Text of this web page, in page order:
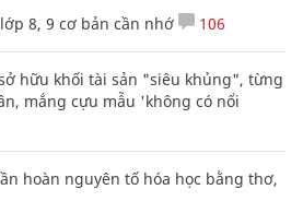
8, 9 cơ bản cần nhớ 106
hữu khối tài sản "siêu khủng", từng
mắng cựu mẫu 'không có nổi
hoàn nguyên tố hóa học bằng thơ,